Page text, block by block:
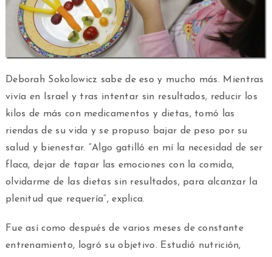
Deborah Sokolowicz sabe de eso y mucho más. Mientras
vivía en Israel y tras intentar sin resultados, reducir los
kilos de más con medicamentos y dietas, tomó las
riendas de su vida y se propuso bajar de peso por su
salud y bienestar. “Algo gatilló en mí la necesidad de ser
flaca, dejar de tapar las emociones con la comida,
olvidarme de las dietas sin resultados, para alcanzar la
plenitud que requería”, explica.
Fue así como después de varios meses de constante
entrenamiento, logró su objetivo. Estudió nutrición,